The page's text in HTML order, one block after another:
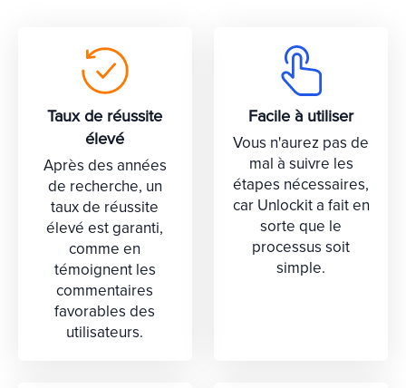
Taux de réussite
élevé
Après des années
de recherche, un
taux de réussite
élevé est garanti,
comme en
témoignent les
commentaires
favorables des
utilisateurs.
Facile à utiliser
Vous n'aurez pas de
mal à suivre les
étapes nécessaires,
car Unlockit a fait en
sorte que le
processus soit
simple.